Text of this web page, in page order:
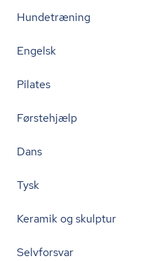
Hundetræning
Engelsk
Pilates
Førstehjælp
Dans
Tysk
Keramik og skulptur
Selvforsvar